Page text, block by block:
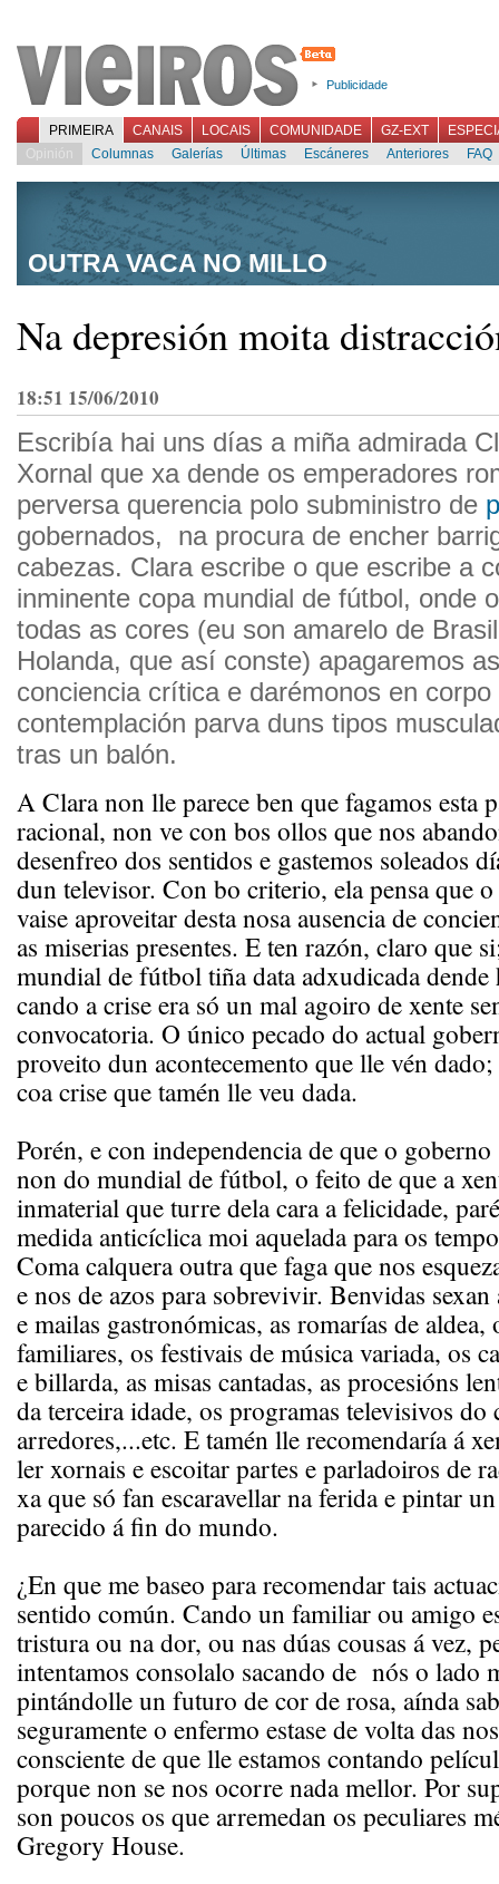
Publicidade
PRIMEIRA CANAIS LOCAIS COMUNIDADE GZ-EXT
Opinión
Columnas Galerías Últimas Escáneres Anteriores FAQ
OUTRA VACA NO MILLO
Na depresión moita
18:51 15/06/2010
Escribía hai uns días a miña admirada
Xornal que xa dende os emperadores
perversa querencia polo subministro de
gobernados, na procura de encher
cabezas. Clara escribe o que escribe a
inminente copa mundial de fútbol, onde
todas as cores (eu son amarelo de
Holanda, que así conste) apagaremos
conciencia crítica e darémonos en
contemplación parva duns tipos
tras un balón.
A Clara non lle parece ben que fagamos esta
racional, non ve con bos ollos que nos
desenfreo dos sentidos e gastemos soleados
dun televisor. Con bo criterio, ela pensa que
vaise aproveitar desta nosa ausencia de
as miserias presentes. E ten razón, claro que
mundial de fútbol tiña data adxudicada dende
cando a crise era só un mal agoiro de xente
convocatoria. O único pecado do actual
proveito dun acontecemento que lle vén
coa crise que tamén lle veu dada.
Porén, e con independencia de que o
non do mundial de fútbol, o feito de que a
inmaterial que turre dela cara a felicidade,
medida anticíclica moi aquelada para os
Coma calquera outra que faga que nos
e nos de azos para sobrevivir. Benvidas sexan
e mailas gastronómicas, as romarías de aldea,
familiares, os festivais de música variada, os
e billarda, as misas cantadas, as procesións
da terceira idade, os programas televisivos do
arredores,...etc. E tamén lle recomendaría á
ler xornais e escoitar partes e parladoiros de
xa que só fan escaravellar na ferida e pintar
parecido á fin do mundo.
¿En que me baseo para recomendar tais
sentido común. Cando un familiar ou amigo
tristura ou na dor, ou nas dúas cousas á vez,
intentamos consolalo sacando de nós o lado
pintándolle un futuro de cor de rosa, aínda
seguramente o enfermo estase de volta das
consciente de que lle estamos contando
porque non se nos ocorre nada mellor. Por
son poucos os que arremedan os peculiares
Gregory House.